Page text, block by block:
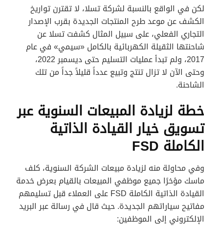
لكن في الواقع بالنسبة لشركة تسلا، لا تقترن تواريخ
الكشف عن موعد طرح المنتجات الجديدة بقرب الإصدار
التجاري الفعلي، على سبيل المثال كشفت تسلا عن
شاحنتها الثقيلة الكهربائية بالكامل «سيمي» في عام
2017، ولم تبدأ عمليات التسليم حتى ديسمبر 2022،
وحتى الآن لا تزال تنتج وتبيع عدداً قليلاً جداً من تلك
الشاحنة.
خطة لزيادة المبيعات السنوية عبر
تسويق خيار القيادة الذاتية
الكاملة FSD
وفي محاولة منه لزيادة مبيعات الشركة السنوية، كلف
ماسك مؤخرًا جميع موظفي المبيعات بالقيام بعرض خدمة
القيادة الذاتية الكاملة FSD على العملاء قبل تسليمهم
مفاتيح سياراتهم الجديدة. حيث قال في رسالة عبر البريد
الإلكتروني إلى الموظفين: